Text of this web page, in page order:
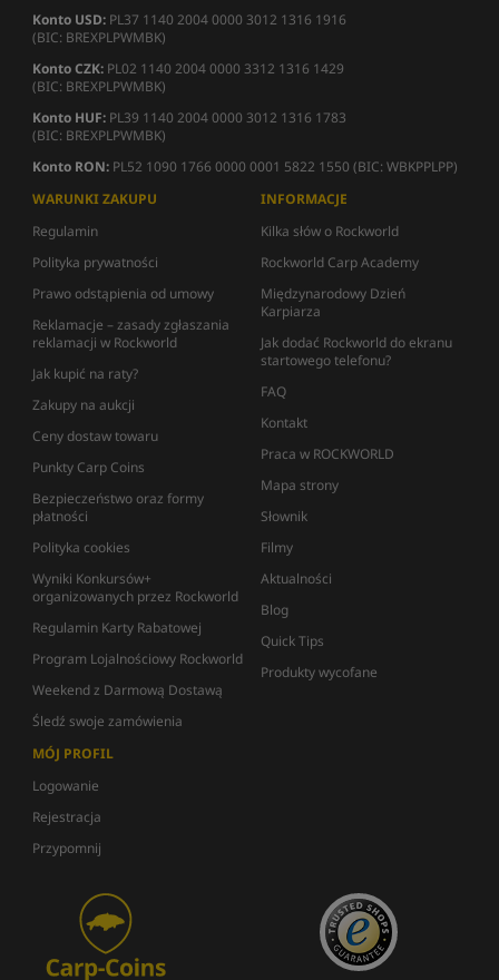
Konto USD: PL37 1140 2004 0000 3012 1316 1916
(BIC: BREXPLPWMBK)
Konto CZK: PL02 1140 2004 0000 3312 1316 1429
(BIC: BREXPLPWMBK)
Konto HUF: PL39 1140 2004 0000 3012 1316 1783
(BIC: BREXPLPWMBK)
Konto RON: PL52 1090 1766 0000 0001 5822 1550 (BIC: WBKPPLPP)
WARUNKI ZAKUPU
Regulamin
Polityka prywatności
Prawo odstąpienia od umowy
Reklamacje – zasady zgłaszania
reklamacji w Rockworld
Jak kupić na raty?
Zakupy na aukcji
Ceny dostaw towaru
Punkty Carp Coins
Bezpieczeństwo oraz formy
płatności
Polityka cookies
Wyniki Konkursów+
organizowanych przez Rockworld
Regulamin Karty Rabatowej
Program Lojalnościowy Rockworld
Weekend z Darmową Dostawą
Śledź swoje zamówienia
INFORMACJE
Kilka słów o Rockworld
Rockworld Carp Academy
Międzynarodowy Dzień
Karpiarza
Jak dodać Rockworld do ekranu
startowego telefonu?
FAQ
Kontakt
Praca w ROCKWORLD
Mapa strony
Słownik
Filmy
Aktualności
Blog
Quick Tips
Produkty wycofane
MÓJ PROFIL
Logowanie
Rejestracja
Przypomnij